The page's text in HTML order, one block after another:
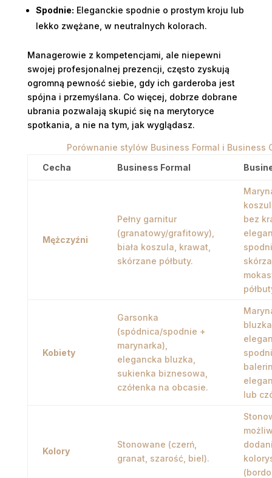
Spodnie: Eleganckie spodnie o prostym kroju lub
lekko zwężane, w neutralnych kolorach.
Managerowie z kompetencjami, ale niepewni
swojej profesjonalnej prezencji, często zyskują
ogromną pewność siebie, gdy ich garderoba jest
spójna i przemyślana. Co więcej, dobrze dobrane
ubrania pozwalają skupić się na merytoryce
spotkania, a nie na tym, jak wyglądasz.
Porównanie stylów Business Formal i Business
Cecha
Business Formal
Mężczyźni
Pełny garnitur
(granatowy/grafitowy),
biała koszula, krawat,
skórzane półbuty.
bez
Kobiety
Garsonka
(spódnica/spodnie +
marynarka),
elegancka bluzka,
sukienka biznesowa,
czółenka na obcasie.
lub
Kolory
Stonowane (czerń,
granat, szarość, biel).